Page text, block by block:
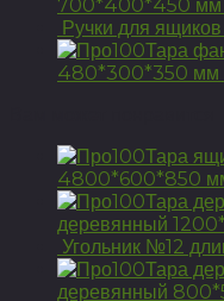
700*400*450 мм
Ручки для
480*300*350 мм
4800*600*850
деревянный
Угольник №12
деревянный